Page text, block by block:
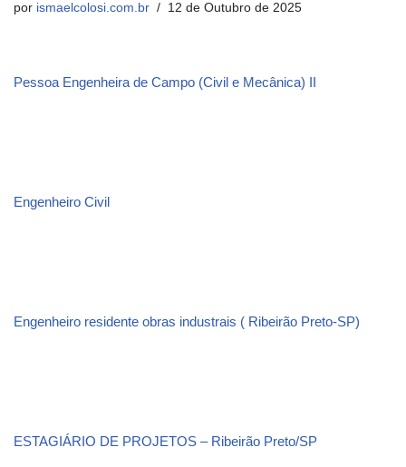
por ismaelcolosi.com.br 12 de Outubro de 2025
Pessoa Engenheira de Campo (Civil e Mecânica) II
Engenheiro Civil
Engenheiro residente obras industrais ( Ribeirão Preto-SP)
ESTAGIÁRIO DE PROJETOS – Ribeirão Preto/SP